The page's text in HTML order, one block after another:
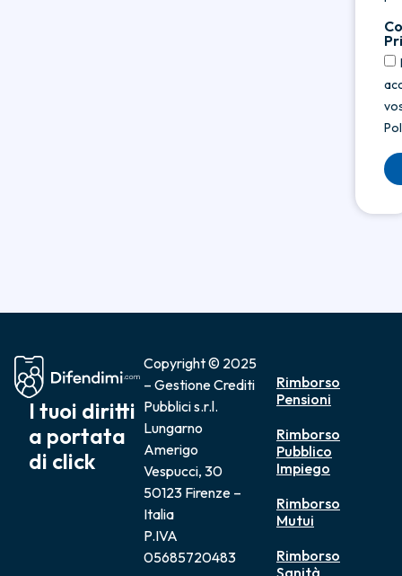
I tuoi diritti
a portata
di click
Copyright © 2025
– Gestione Crediti
Pubblici s.r.l.
Lungarno
Amerigo
Vespucci, 30
50123 Firenze –
Italia
P.IVA
05685720483
Rimborso
Pensioni
Rimborso
Pubblico
Impiego
Rimborso
Mutui
Rimborso